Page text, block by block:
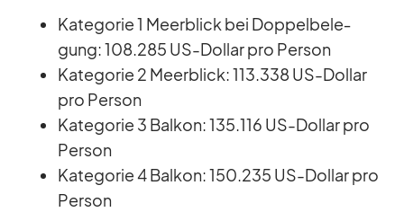
Ka­te­go­rie 1 Meer­blick bei Dop­pel­be­le­
gung: 108.285 US-Dol­lar pro Per­son
Ka­te­go­rie 2 Meer­blick: 113.338 US-Dol­lar
pro Per­son
Ka­te­go­rie 3 Bal­kon: 135.116 US-Dol­lar pro
Per­son
Ka­te­go­rie 4 Bal­kon: 150.235 US-Dol­lar pro
Per­son